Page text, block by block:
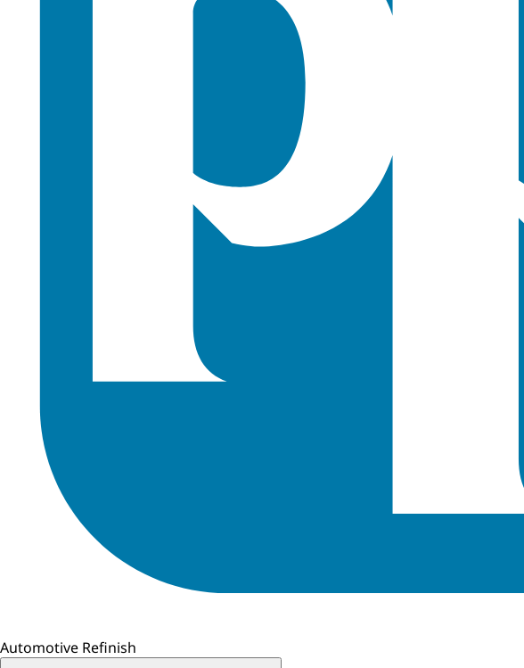
Automotive Refinish